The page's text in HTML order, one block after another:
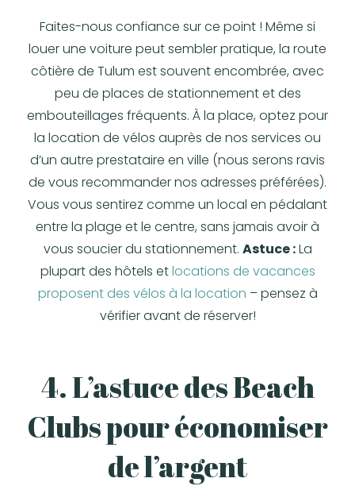
Faites-nous confiance sur ce point ! Même si
louer une voiture peut sembler pratique, la route
côtière de Tulum est souvent encombrée, avec
peu de places de stationnement et des
embouteillages fréquents. À la place, optez pour
la location de vélos auprès de nos services ou
d’un autre prestataire en ville (nous serons ravis
de vous recommander nos adresses préférées).
Vous vous sentirez comme un local en pédalant
entre la plage et le centre, sans jamais avoir à
vous soucier du stationnement. Astuce :La
plupart des hôtels etlocations de vacances
proposent des vélos à la location – pensez à
vérifier avant de réserver!
4. L’astuce des Beach
Clubs pour économiser
de l’argent